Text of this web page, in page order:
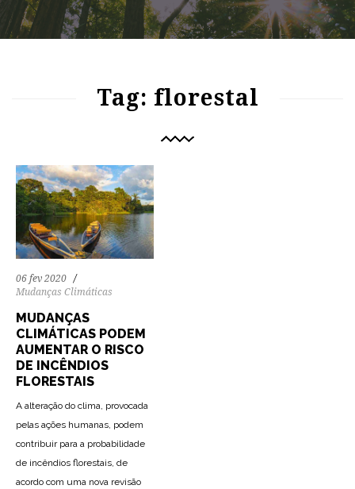
Tag: florestal
06 fev 2020
Mudanças Climáticas
MUDANÇAS
CLIMÁTICAS PODEM
AUMENTAR O RISCO
DE INCÊNDIOS
FLORESTAIS
A alteração do clima, provocada
pelas ações humanas, podem
contribuir para a probabilidade
de incêndios florestais, de
acordo com uma nova revisão